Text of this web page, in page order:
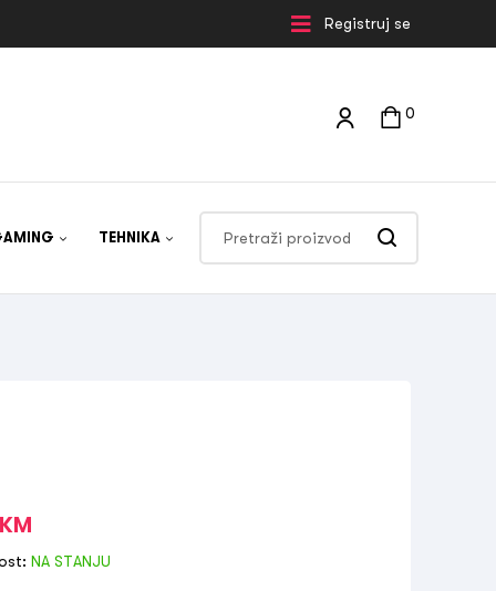
Registruj se
0
TEHNIKA
KM
NA STANJU